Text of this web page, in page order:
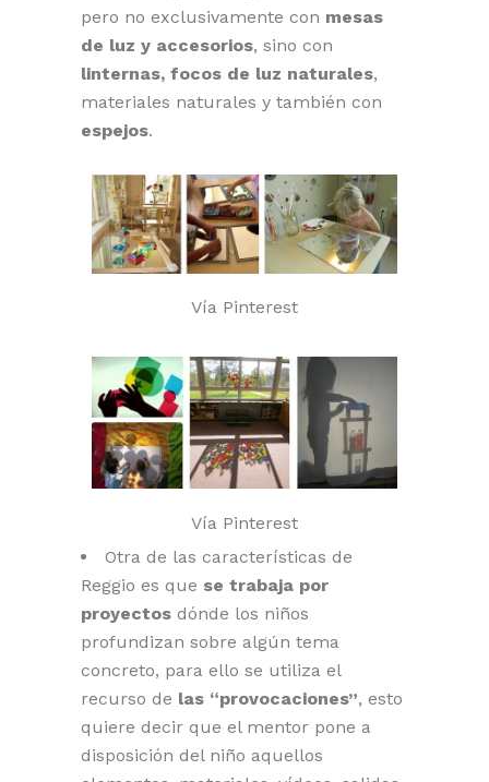
pero no exclusivamente con mesas
de luz y accesorios, sino con
linternas, focos de luz naturales,
materiales naturales y también con
espejos.
Vía Pinterest
Vía Pinterest
Otra de las características de
Reggio es que se trabaja por
proyectos dónde los niños
profundizan sobre algún tema
concreto, para ello se utiliza el
recurso de las “provocaciones”, esto
quiere decir que el mentor pone a
disposición del niño aquellos